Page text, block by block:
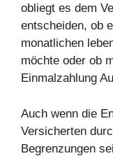
obliegt es dem
entscheiden, ob
monatlichen
möchte oder ob
Einmalzahlung
Auch wenn die
Versicherten
Begrenzungen